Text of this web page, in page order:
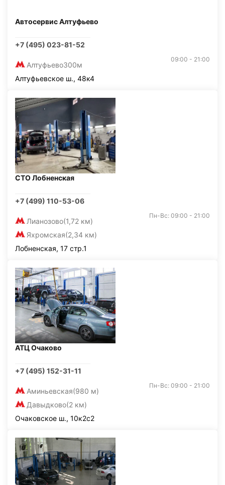
Автосервис Алтуфьево
+7 (495) 023-81-52
Алтуфьево300м
09:00 - 21:00
Алтуфьевское ш., 48к4
СТО Лобненская
+7 (499) 110-53-06
Лианозово(1,72 км)
Яхромская(2,34 км)
Пн-Вс: 09:00 - 21:00
Лобненская, 17 стр.1
АТЦ Очаково
+7 (495) 152-31-11
Аминьевская(980 м)
Давыдково(2 км)
Пн-Вс: 09:00 - 21:00
Очаковское ш., 10к2с2